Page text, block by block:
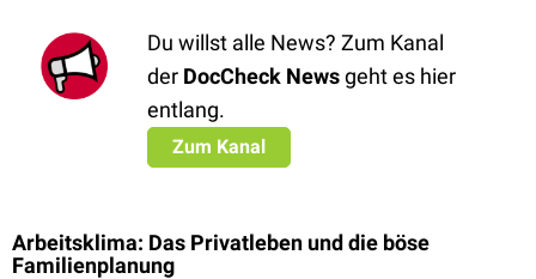
Du willst alle News? Zum Kanal
der DocCheck Newsgeht es hier
entlang.
Zum Kanal
Arbeitsklima: Das Privatleben und die böse
Familienplanung